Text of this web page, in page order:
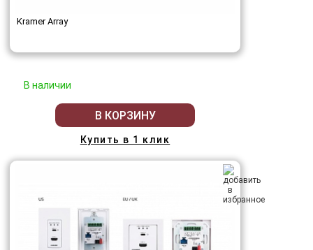
Kramer Array
В наличии
В КОРЗИНУ
Купить в 1 клик